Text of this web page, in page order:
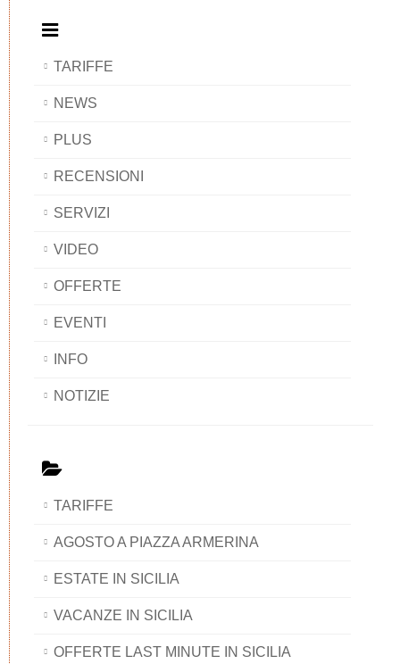
TARIFFE
NEWS
PLUS
RECENSIONI
SERVIZI
VIDEO
OFFERTE
EVENTI
INFO
NOTIZIE
TARIFFE
AGOSTO A PIAZZA ARMERINA
ESTATE IN SICILIA
VACANZE IN SICILIA
OFFERTE LAST MINUTE IN SICILIA